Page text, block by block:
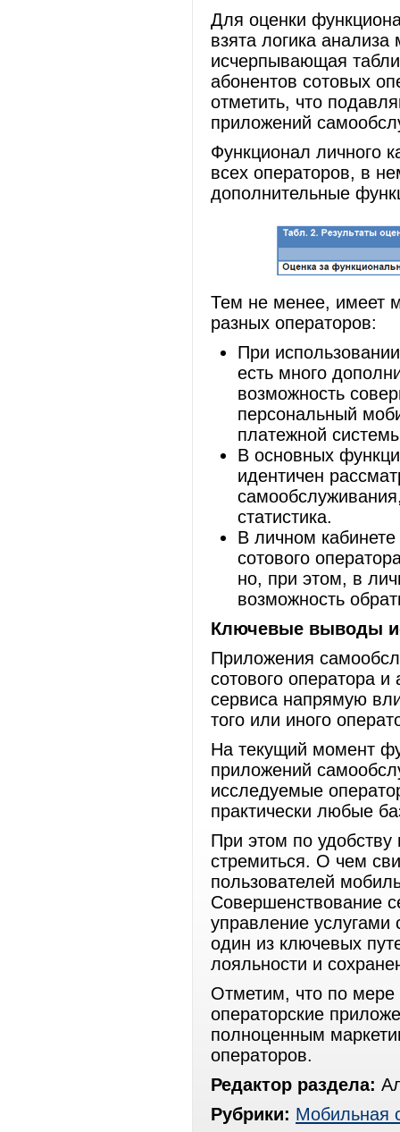
Для оценки
взята логика
исчерпывающая
абонентов сотовых
отметить, что
приложений
Функционал личного
всех операторов, в
дополнительные
Тем не менее, имеет
разных операторов:
При
есть много
возможность
персональный
платежной
В основных
идентичен
статистика.
В личном
сотового
но, при этом, в
возможность
Ключевые выводы
Приложения
сотового оператора
сервиса напрямую
того или иного
На текущий момент
приложений
исследуемые
практически любые
При этом по удобству
стремиться. О чем
пользователей
Совершенствование
управление услугами
один из ключевых
лояльности и
Отметим, что по мере
операторские
полноценным
операторов.
Редактор раздела:
Рубрики: Мобильная